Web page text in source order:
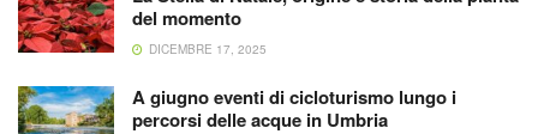
del momento
DICEMBRE 17, 2025
A giugno eventi di cicloturismo lungo i
percorsi delle acque in Umbria